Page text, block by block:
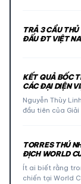
TRẢ 3 CẦU
ĐẤU ĐT VIỆT
KẾT QUẢ BỐC
CÁC ĐẠI DIỆN
Nguyễn Thùy
đầu tiên của Giải
TORRES THÚ
ĐỊCH WORLD
Ít ai biết rằng
chiến tại World